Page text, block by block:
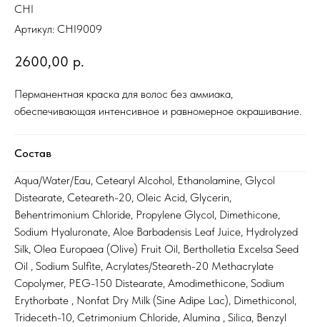
CHI
Артикул: CHI9009
2600,00 р.
Перманентная краска для волос без аммиака,
обеспечивающая интенсивное и равномерное окрашивание.
Состав
Aqua/Water/Eau, Cetearyl Alcohol, Ethanolamine, Glycol
Distearate, Ceteareth-20, Oleic Acid, Glycerin,
Behentrimonium Chloride, Propylene Glycol, Dimethicone,
Sodium Hyaluronate, Aloe Barbadensis Leaf Juice, Hydrolyzed
Silk, Olea Europaea (Olive) Fruit Oil, Bertholletia Excelsa Seed
Oil , Sodium Sulfite, Acrylates/Steareth-20 Methacrylate
Copolymer, PEG-150 Distearate, Amodimethicone, Sodium
Erythorbate , Nonfat Dry Milk (Sine Adipe Lac), Dimethiconol,
Trideceth-10, Cetrimonium Chloride, Alumina , Silica, Benzyl